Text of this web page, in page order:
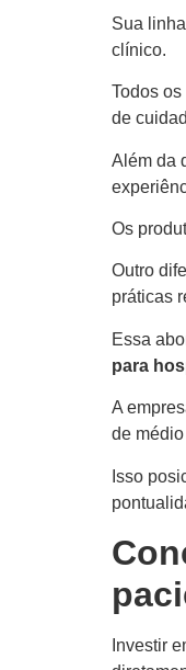
Sua
clínico.
Todos
de
Além da
Os
Outro
práticas
Essa
para
A
de
Isso
Investir